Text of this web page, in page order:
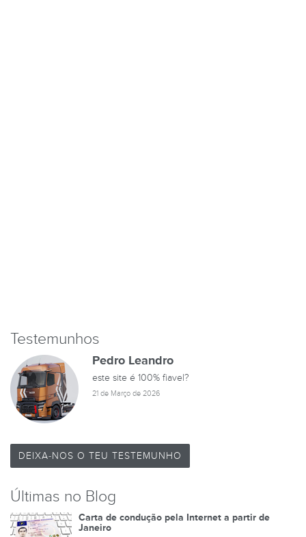
Testemunhos
Pedro Leandro
este site é 100% fiavel?
21 de Março de 2026
DEIXA-NOS O TEU TESTEMUNHO
Últimas no Blog
Carta de condução pela Internet a partir de
Janeiro